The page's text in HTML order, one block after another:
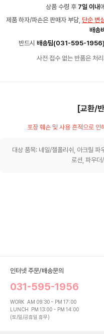
상품 수령 후 7일 이내
제품 하자/파손은 판매자 부담, 단순 변
배송
반드시 배송팀(031-595-1956)
사전 접수 없는 반품은 처
[교환/
포장 훼손 및 사용 흔적으로 인
대상 품목: 네일/젤폴리쉬, 아크릴 파
로션, 파우더
인터넷 주문/배송문의
031-595-1956
WORK AM 09:30 ~ PM 17:00
LUNCH PM 13:00 ~ PM 14:00
(토/일/공휴일 휴무)